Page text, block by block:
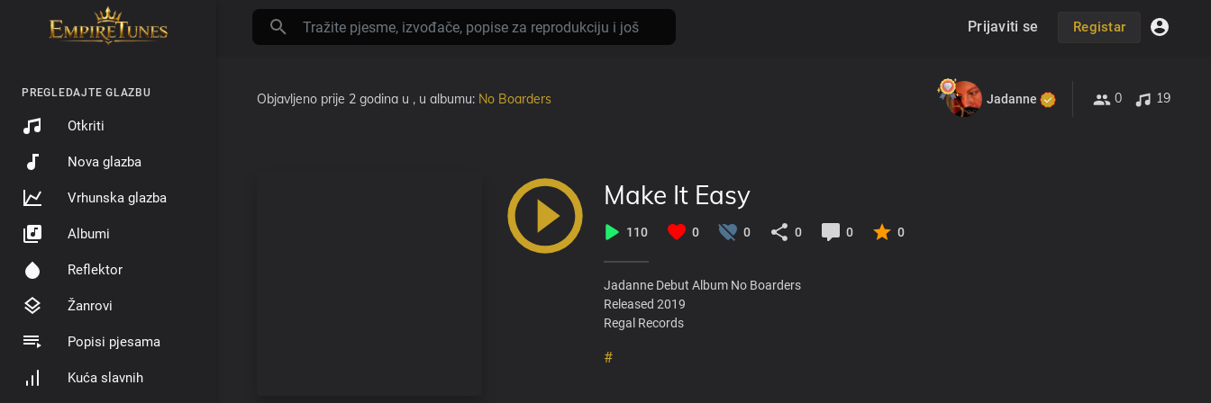
PREGLEDAJTE GLAZBU
Otkriti
Nova glazba
Vrhunska glazba
Albumi
Reflektor
Žanrovi
Popisi pjesama
Kuća slavnih
Prijaviti se Registar
Objavljeno prije 2 godina u , u albumu: No Boarders Jadanne 0 19
Make It Easy
110 0 0 0 0 0
Jadanne Debut Album No Boarders
Released 2019
Regal Records
#